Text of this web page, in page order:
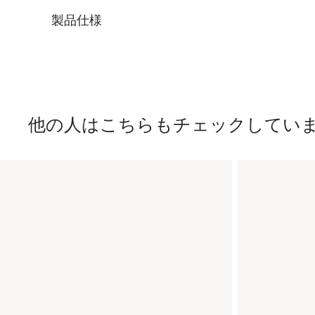
製品仕様
他の人はこちらもチェックしてい